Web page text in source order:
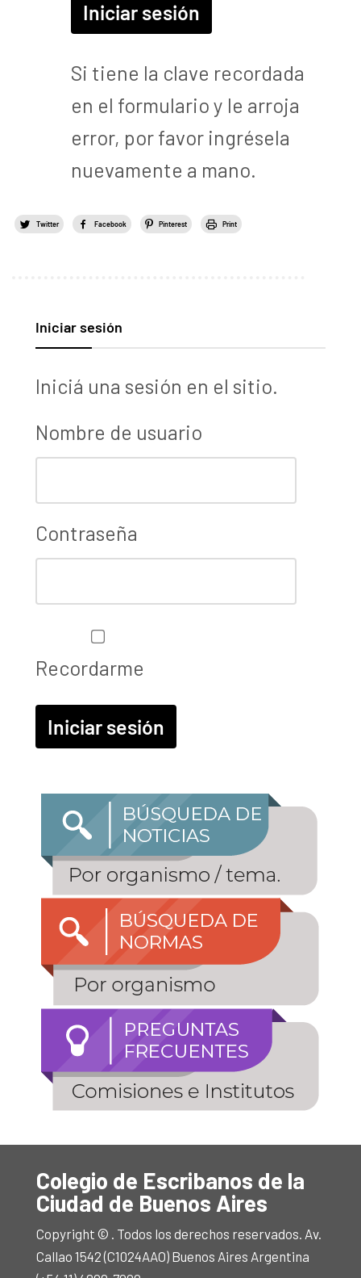
Si tiene la clave recordada
en el formulario y le arroja
error, por favor ingrésela
nuevamente a mano.
Twitter Facebook Pinterest Print
Iniciar sesión
Iniciá una sesión en el sitio.
Nombre de usuario
Contraseña
Recordarme
Colegio de Escribanos de la
Ciudad de Buenos Aires
Copyright © . Todos los derechos reservados. Av.
Callao 1542 (C1024AAO) Buenos Aires Argentina